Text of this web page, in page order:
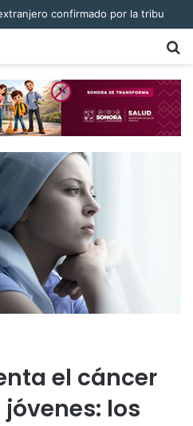
confirmado por la tribu
el cáncer
los